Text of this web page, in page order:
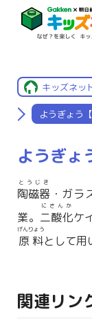
キッズネッ
ようぎょう【
ようぎょ
陶磁器
とうじき
・ガラ
業。 二酸化
にさんか
ケ
原料
げんりょう
として用
関連リン